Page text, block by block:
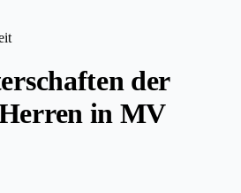
der
in MV